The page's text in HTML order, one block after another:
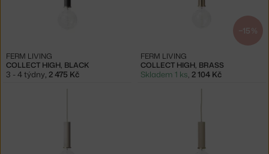
COLLECT HIGH, BLACK
FERM LIVING
3 - 4 týdny, 2 475 Kč
−15 %
COLLECT HIGH, BRASS
FERM LIVING
Skladem 1 ks, 2 104 Kč